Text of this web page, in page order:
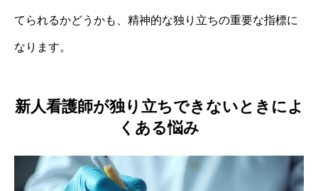
てられるかどうかも、精神的な独り立ちの重要な指標に
なります。
新人看護師が独り立ちできないときによ
くある悩み